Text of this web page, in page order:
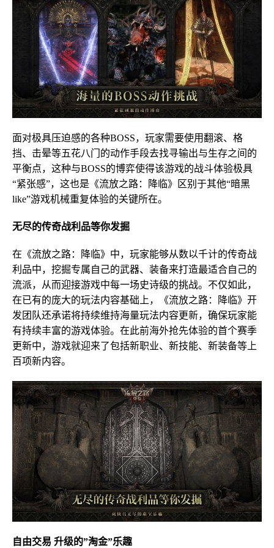
面对极具压迫感的各种BOSS，玩家需要使用翻滚、格
挡、击晕等五花八门的动作手段去找寻输出与生存之间的
平衡点，这种与BOSS的博弈使得该游戏的战斗体验极具
“紧张感”，这也是《流放之路：降临》区别于其他“暗黑
like”游戏机械重复体验的关键所在。
无尽的传奇战利品等你发掘
在《流放之路：降临》中，玩家能够从数以千计的传奇战
利品中，挖掘专属自己的武器、装备来打造最适合自己的
流派，从而迎接游戏中每一场史诗级的挑战。不仅如此，
在已有的庞大的玩法内容基础上，《流放之路：降临》开
发团队还承诺将持续维持海量玩法内容更新，确保玩家能
有持续丰富的游戏体验。在此前海外抢先体验的首个赛季
更新中，游戏就迎来了包括新职业、新技能、新装备等上
百项新内容。
自由交易 升级的”淘金”乐趣